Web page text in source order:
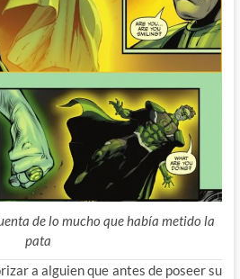
de lo mucho que había metido la
pata
a alguien que antes de poseer su